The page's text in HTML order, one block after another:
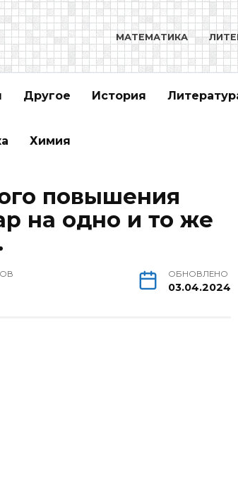
МАТЕМАТИКА
Другое История
Химия
повышения
на одно и то же
ОБНОВЛЕНО
03.04.2024